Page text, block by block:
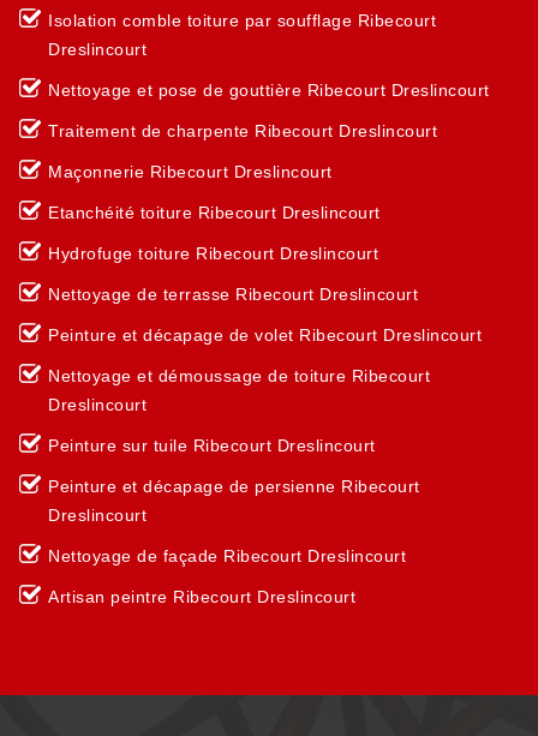
Isolation comble toiture par soufflage Ribecourt
Dreslincourt
Nettoyage et pose de gouttière Ribecourt Dreslincourt
Traitement de charpente Ribecourt Dreslincourt
Maçonnerie Ribecourt Dreslincourt
Etanchéité toiture Ribecourt Dreslincourt
Hydrofuge toiture Ribecourt Dreslincourt
Nettoyage de terrasse Ribecourt Dreslincourt
Peinture et décapage de volet Ribecourt Dreslincourt
Nettoyage et démoussage de toiture Ribecourt
Dreslincourt
Peinture sur tuile Ribecourt Dreslincourt
Peinture et décapage de persienne Ribecourt
Dreslincourt
Nettoyage de façade Ribecourt Dreslincourt
Artisan peintre Ribecourt Dreslincourt